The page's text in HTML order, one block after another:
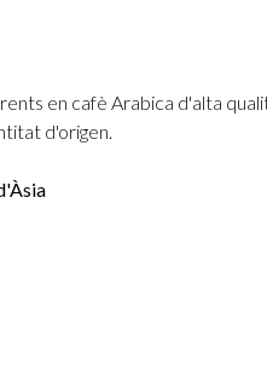
en cafè Arabica d'alta
d'origen.